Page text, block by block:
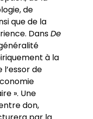
de
que de la
DansDe
à la
de
». Une
don,